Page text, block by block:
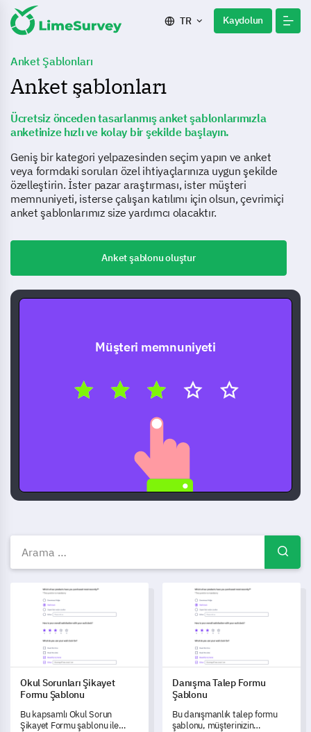
TR Kaydolun
Anket Şablonları
Anket şablonları
Ücretsiz önceden tasarlanmış anket şablonlarımızla
anketinize hızlı ve kolay bir şekilde başlayın.
Geniş bir kategori yelpazesinden seçim yapın ve anket
veya formdaki soruları özel ihtiyaçlarınıza uygun şekilde
özelleştirin. İster pazar araştırması, ister müşteri
memnuniyeti, isterse çalışan katılımı için olsun, çevrimiçi
anket şablonlarımız size yardımcı olacaktır.
Anket şablonu oluştur
Müşteri memnuniyeti
Ücretsiz anket şablonları —
Okul Sorunları Şikayet Formu Şablonu
Okul Sorunları Şikayet
Formu Şablonu
Bu kapsamlı Okul Sorun
Şikayet Formu şablonu ile
Danışma Talep Formu Şablonu
Danışma Talep Formu
Şablonu
Bu danışmanlık talep formu
şablonu, müşterinizin